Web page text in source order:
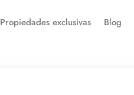
Propiedades exclusivas Blog